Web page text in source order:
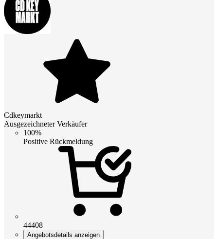
Cdkeymarkt
Ausgezeichneter Verkäufer
100%
Positive Rückmeldung
44408
Angebotsdetails anzeigen